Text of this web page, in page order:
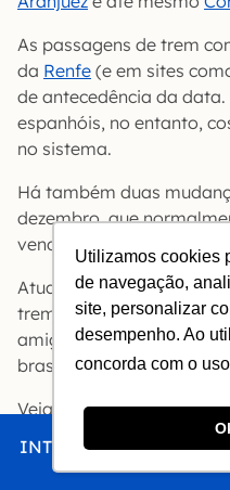
Utilizamos cookies
de navegação,
site, personalizar
desempenho. Ao
concorda com o
INTRO CHEGAR
As passagens de trem
da Renfe (e em sites
de antecedência da
espanhóis, no entanto,
no sistema.
Há também duas
dezembro, que
vendas para as férias de
Atualmente
trem na Espanha pelo
amigável em português e
brasileiros. Veja o nosso
Veja também nosso
Andaluzia
(cobrindo